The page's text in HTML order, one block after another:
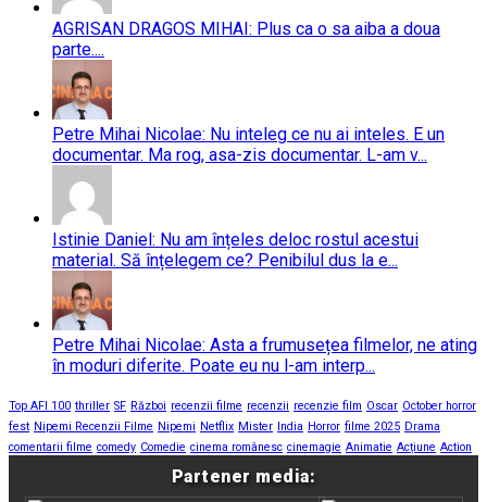
AGRISAN DRAGOS MIHAI: Plus ca o sa aiba a doua
parte....
Petre Mihai Nicolae: Nu inteleg ce nu ai inteles. E un
documentar. Ma rog, asa-zis documentar. L-am v...
Istinie Daniel: Nu am înțeles deloc rostul acestui
material. Să înțelegem ce? Penibilul dus la e...
Petre Mihai Nicolae: Asta a frumusețea filmelor, ne ating
în moduri diferite. Poate eu nu l-am interp...
Top AFI 100 thriller SF Război recenzii filme recenzii recenzie film Oscar October horror
fest Nipemi Recenzii Filme Nipemi Netflix Mister India Horror filme 2025 Drama
comentarii filme comedy Comedie cinema românesc cinemagie Animatie Acțiune Action
Partener media: